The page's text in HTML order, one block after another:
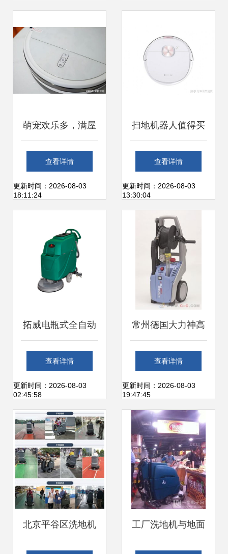
萌宠欢乐多，满屋
飞毛真苦恼 浦瑞克
n8plus宠物款扫地
查看详情
更新时间：2026-08-03
18:11:24
扫地机器人值得买
吗？一文读懂如何
挑选优质洗扫一体
机
查看详情
更新时间：2026-08-03
13:30:04
拓威电瓶式全自动
洗地机 工厂高效清
洁的首选设备
查看详情
更新时间：2026-08-03
02:45:58
常州德国大力神高
压清洗机 厂家直
销，强势助力清洁
新纪元
查看详情
更新时间：2026-08-03
19:47:45
北京平谷区洗地机 工厂洗地机与地面